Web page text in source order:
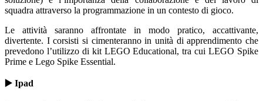
squadra attraverso la programmazione in un contesto di gioco.
Le attività saranno affrontate in modo pratico, accattivante,
divertente. I corsisti si cimenteranno in unità di apprendimento che
prevedono l’utilizzo di kit LEGO Educational, tra cui LEGO Spike
Prime e Lego Spike Essential.
▶️ Ipad